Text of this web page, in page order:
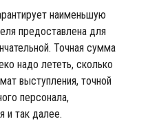
наименьшую
предоставлена для
Точная сумма
надо лететь, сколько
выступления, точной
персонала,
и так далее.